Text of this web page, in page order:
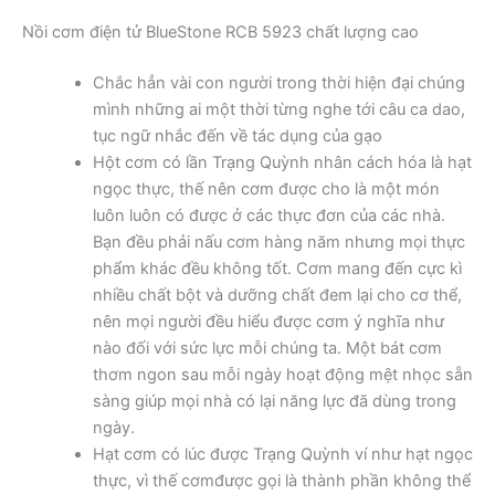
Nồi cơm điện tử BlueStone RCB 5923 chất lượng cao
Chắc hẳn vài con người trong thời hiện đại chúng
mình những ai một thời từng nghe tới câu ca dao,
tục ngữ nhắc đến về tác dụng của gạo
Hột cơm có lần Trạng Quỳnh nhân cách hóa là hạt
ngọc thực, thế nên cơm được cho là một món
luôn luôn có được ở các thực đơn của các nhà.
Bạn đều phải nấu cơm hàng năm nhưng mọi thực
phẩm khác đều không tốt. Cơm mang đến cực kì
nhiều chất bột và dưỡng chất đem lại cho cơ thể,
nên mọi người đều hiểu được cơm ý nghĩa như
nào đối với sức lực mỗi chúng ta. Một bát cơm
thơm ngon sau mỗi ngày hoạt động mệt nhọc sẵn
sàng giúp mọi nhà có lại năng lực đã dùng trong
ngày.
Hạt cơm có lúc được Trạng Quỳnh ví như hạt ngọc
thực, vì thế cơmđược gọi là thành phần không thể